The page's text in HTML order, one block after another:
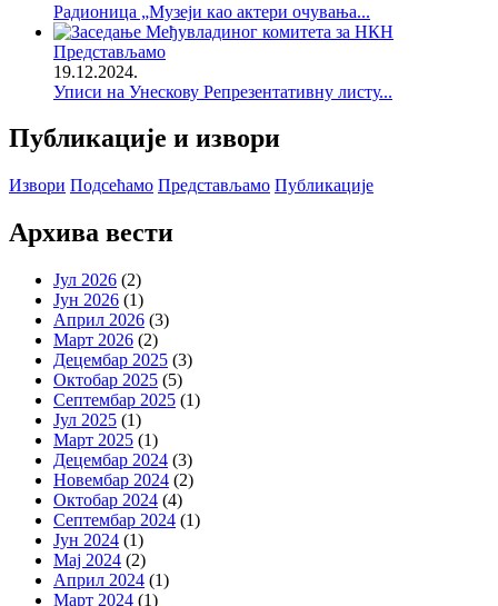
Радионица „Музеји као актери очувања...
Представљамо
19.12.2024.
Уписи на Унескову Репрезентативну листу...
Публикације и извори
Извори Подсећамо Представљамо Публикације
Архива вести
Јул 2026 (2)
Јун 2026 (1)
Април 2026 (3)
Март 2026 (2)
Децембар 2025 (3)
Октобар 2025 (5)
Септембар 2025 (1)
Јул 2025 (1)
Март 2025 (1)
Децембар 2024 (3)
Новембар 2024 (2)
Октобар 2024 (4)
Септембар 2024 (1)
Јун 2024 (1)
Мај 2024 (2)
Април 2024 (1)
Март 2024 (1)